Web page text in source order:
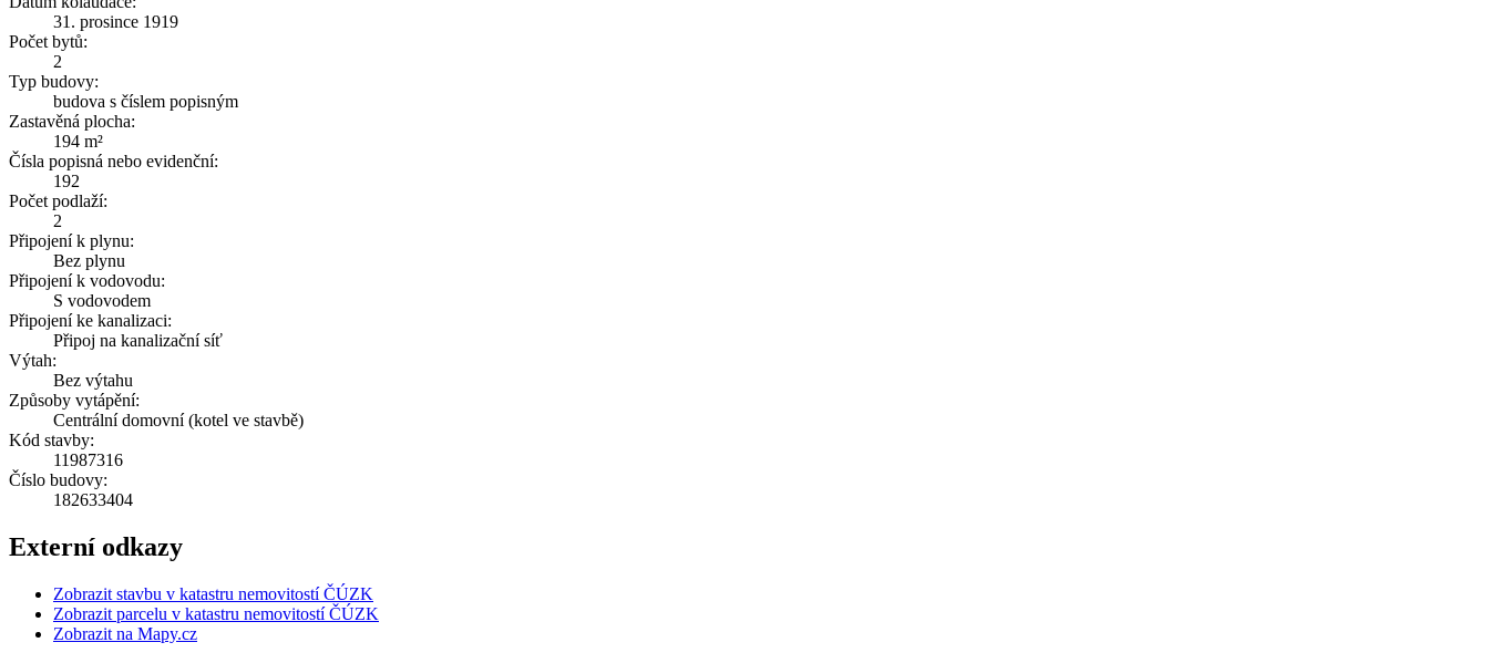
31. prosince 1919
Počet bytů:
2
Typ budovy:
budova s číslem popisným
Zastavěná plocha:
194 m²
Čísla popisná nebo evidenční:
192
Počet podlaží:
2
Připojení k plynu:
Bez plynu
Připojení k vodovodu:
S vodovodem
Připojení ke kanalizaci:
Připoj na kanalizační síť
Výtah:
Bez výtahu
Způsoby vytápění:
Centrální domovní (kotel ve stavbě)
Kód stavby:
11987316
Číslo budovy:
182633404
Externí odkazy
Zobrazit stavbu v katastru nemovitostí ČÚZK
Zobrazit parcelu v katastru nemovitostí ČÚZK
Zobrazit na Mapy.cz